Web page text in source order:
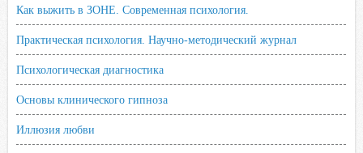
Как выжить в ЗОНЕ. Современная психология.
Практическая психология. Научно-методический журнал
Психологическая диагностика
Основы клинического гипноза
Иллюзия любви